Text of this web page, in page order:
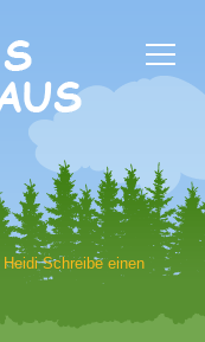
Heidi Schreibe einen